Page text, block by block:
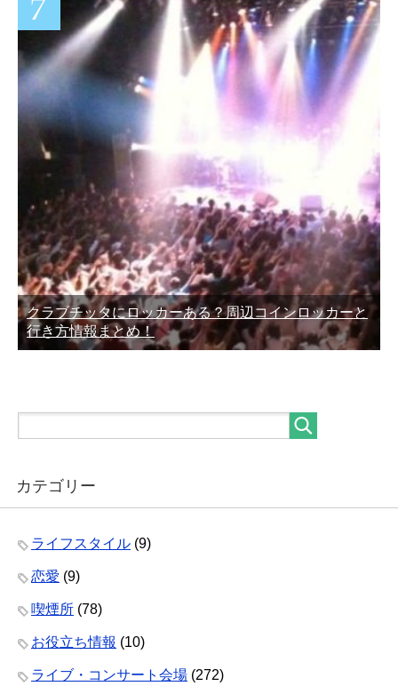
クラブチッタにロッカーある？周辺コインロッカーと
行き方情報まとめ！
カテゴリー
ライフスタイル (9)
恋愛 (9)
喫煙所 (78)
お役立ち情報 (10)
ライブ・コンサート会場 (272)